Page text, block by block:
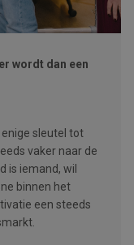
wordt dan een
enige sleutel tot
vaker naar de
is iemand, wil
binnen het
een steeds